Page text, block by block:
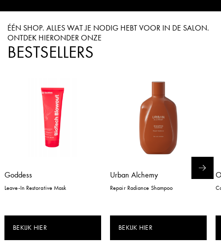
ÉÉN SHOP. ALLES WAT JE NODIG HEBT VOOR IN DE SALON.
ONTDEK HIERONDER ONZE
BESTSELLERS
Goddess
Leave-In Restorative Mask
BEKIJK HIER
Urban Alchemy
Repair Radiance Shampoo
BEKIJK HIER